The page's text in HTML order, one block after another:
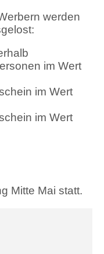
werden
im Wert
im Wert
im Wert
Mitte Mai statt.